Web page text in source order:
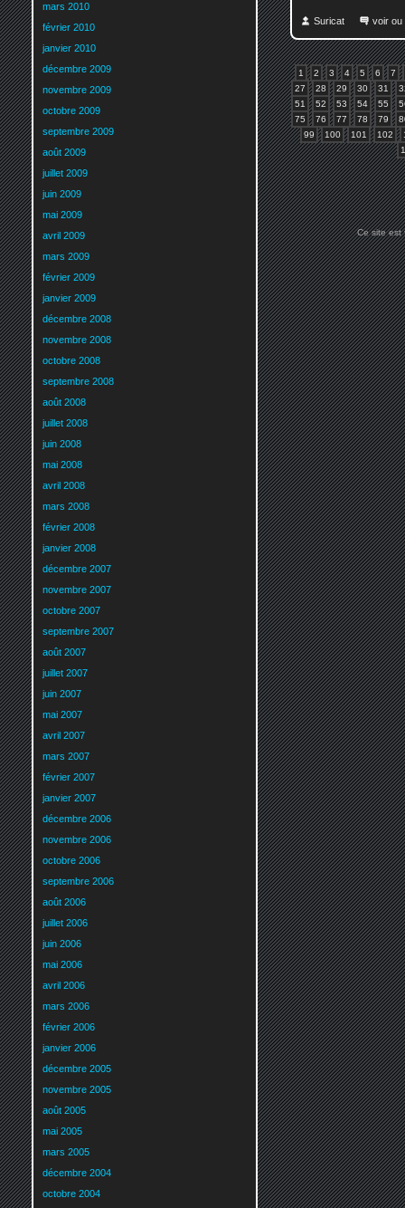
Suricat voir ou
1 2 3 4 5 6
7
27
28 29 30 31
51
52 53 54 55
75
76 77 78 79
99
100 101 102
mars 2010
février 2010
janvier 2010
décembre 2009
novembre 2009
octobre 2009
septembre 2009
août 2009
juillet 2009
juin 2009
mai 2009
avril 2009
mars 2009
février 2009
janvier 2009
décembre 2008
novembre 2008
octobre 2008
septembre 2008
août 2008
juillet 2008
juin 2008
mai 2008
avril 2008
mars 2008
février 2008
janvier 2008
décembre 2007
novembre 2007
octobre 2007
septembre 2007
août 2007
juillet 2007
juin 2007
mai 2007
avril 2007
mars 2007
février 2007
janvier 2007
décembre 2006
novembre 2006
octobre 2006
septembre 2006
août 2006
juillet 2006
juin 2006
mai 2006
avril 2006
mars 2006
février 2006
janvier 2006
décembre 2005
novembre 2005
août 2005
mai 2005
mars 2005
décembre 2004
octobre 2004
Ce site est